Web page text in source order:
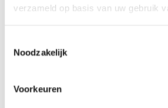
verzameld op basis van uw gebruik
Noodzakelijk
Voorkeuren
Vorm
Materiaal